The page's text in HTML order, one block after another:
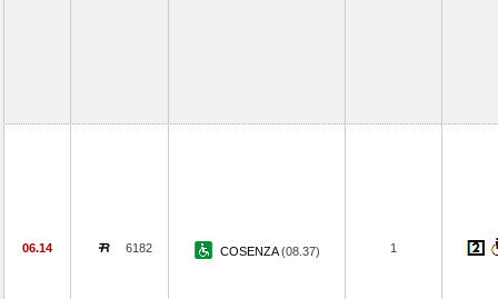
06.14 6182 COSENZA(08.37) 1